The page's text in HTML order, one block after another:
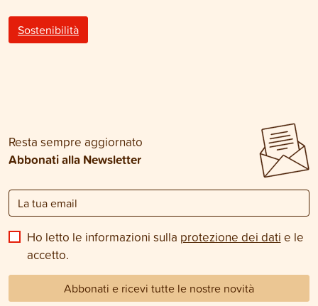
Sostenibilità
Resta sempre aggiornato
Abbonati alla Newsletter
Ho letto le informazioni sulla protezione dei dati e le
accetto.
Abbonati e ricevi tutte le nostre novità